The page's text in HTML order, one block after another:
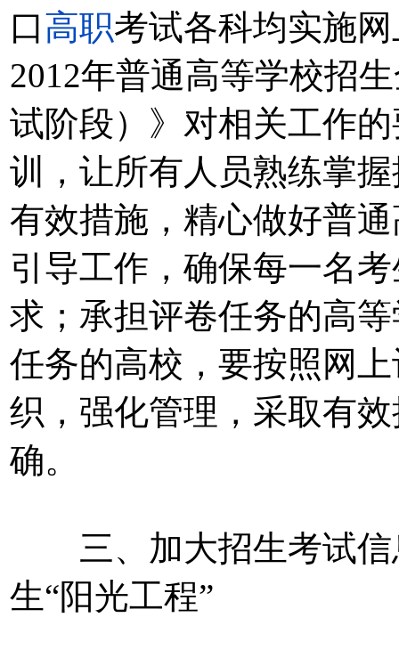
口高职考试各科均实施
2012年普通高等学校招
试阶段）》对相关工作
训，让所有人员熟练掌
有效措施，精心做好普
引导工作，确保每一名
求；承担评卷任务的高
任务的高校，要按照网
织，强化管理，采取有
确。
三、加大招生考试信
生“阳光工程”